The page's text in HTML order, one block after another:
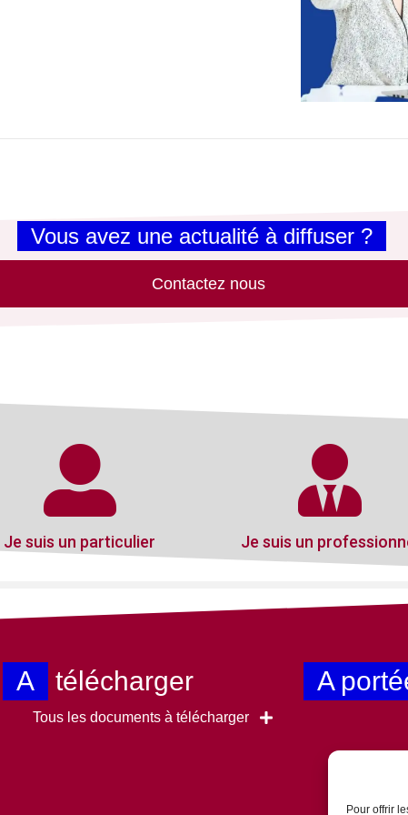
Pour offrir
Vous avez une actualité à diffuser ?
Contactez nous
Je suis un particulier Je suis un
A télécharger
Tous les documents à télécharger
A